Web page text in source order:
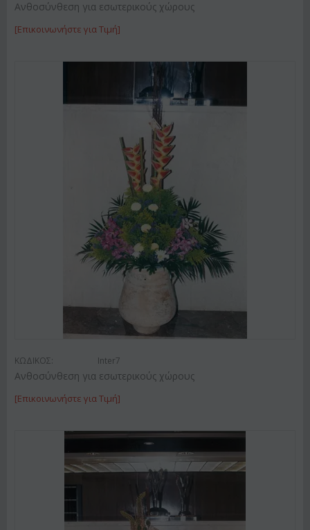
Ανθοσύνθεση για εσωτερικούς χώρους
[Επικοινωνήστε για Τιμή]
ΚΩΔΙΚΟΣ: Inter7
Ανθοσύνθεση για εσωτερικούς χώρους
[Επικοινωνήστε για Τιμή]